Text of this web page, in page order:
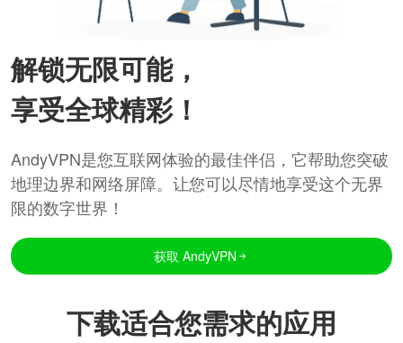
解锁无限可能，
享受全球精彩！
AndyVPN是您互联网体验的最佳伴侣，它帮助您突破
地理边界和网络屏障。让您可以尽情地享受这个无界
限的数字世界！
获取 AndyVPN
下载适合您需求的应用